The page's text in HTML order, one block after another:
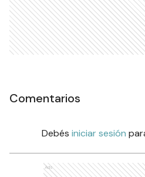
Comentarios
Debés iniciar sesión
Ads